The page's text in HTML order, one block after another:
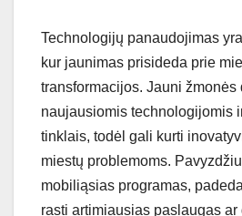
Technologijų panaudojimas
kur jaunimas prisideda prie
transformacijos. Jauni žmonės
naujausiomis technologijomis
tinklais, todėl gali kurti
miestų problemoms.
mobiliąsias programas,
rasti artimiausias paslaugas